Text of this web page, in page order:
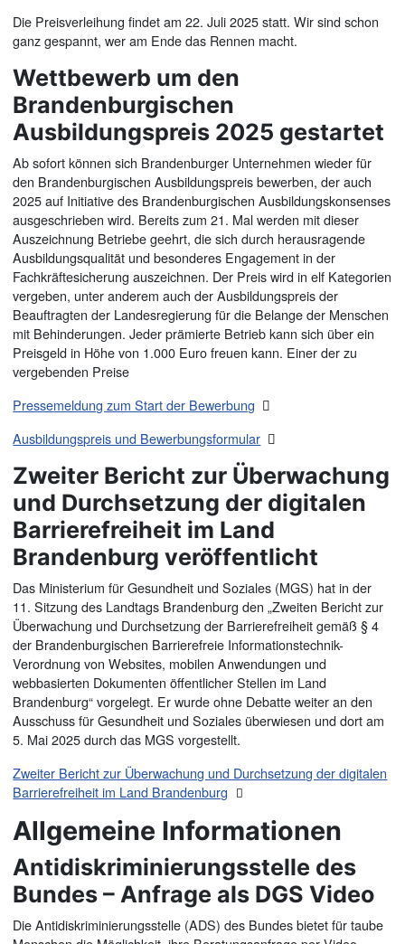
Die Preisverleihung findet am 22. Juli 2025 statt. Wir sind schon
ganz gespannt, wer am Ende das Rennen macht.
Wettbewerb um den
Brandenburgischen
Ausbildungspreis 2025 gestartet
Ab sofort können sich Brandenburger Unternehmen wieder für
den Brandenburgischen Ausbildungspreis bewerben, der auch
2025 auf Initiative des Brandenburgischen Ausbildungskonsenses
ausgeschrieben wird. Bereits zum 21. Mal werden mit dieser
Auszeichnung Betriebe geehrt, die sich durch herausragende
Ausbildungsqualität und besonderes Engagement in der
Fachkräftesicherung auszeichnen. Der Preis wird in elf Kategorien
vergeben, unter anderem auch der Ausbildungspreis der
Beauftragten der Landesregierung für die Belange der Menschen
mit Behinderungen. Jeder prämierte Betrieb kann sich über ein
Preisgeld in Höhe von 1.000 Euro freuen kann. Einer der zu
vergebenden Preise
Pressemeldung zum Start der Bewerbung
Ausbildungspreis und Bewerbungsformular
Zweiter Bericht zur Überwachung
und Durchsetzung der digitalen
Barrierefreiheit im Land
Brandenburg veröffentlicht
Das Ministerium für Gesundheit und Soziales (MGS) hat in der
11. Sitzung des Landtags Brandenburg den „Zweiten Bericht zur
Überwachung und Durchsetzung der Barrierefreiheit gemäß § 4
der Brandenburgischen Barrierefreie Informationstechnik-
Verordnung von Websites, mobilen Anwendungen und
webbasierten Dokumenten öffentlicher Stellen im Land
Brandenburg“ vorgelegt. Er wurde ohne Debatte weiter an den
Ausschuss für Gesundheit und Soziales überwiesen und dort am
5. Mai 2025 durch das MGS vorgestellt.
Zweiter Bericht zur Überwachung und Durchsetzung der digitalen
Barrierefreiheit im Land Brandenburg
Allgemeine Informationen
Antidiskriminierungsstelle des
Bundes – Anfrage als DGS Video
Die Antidiskriminierungsstelle (ADS) des Bundes bietet für taube